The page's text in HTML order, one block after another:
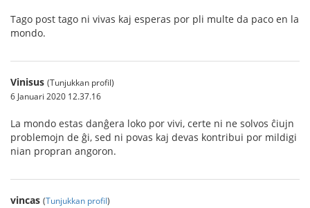
Tago post tago ni vivas kaj esperas por pli multe da paco en la
mondo.
Vinisus (Tunjukkan profil)
6 Januari 2020 12.37.16
La mondo estas danĝera loko por vivi, certe ni ne solvos ĉiujn
problemojn de ĝi, sed ni povas kaj devas kontribui por mildigi
nian propran angoron.
vincas (Tunjukkan profil)